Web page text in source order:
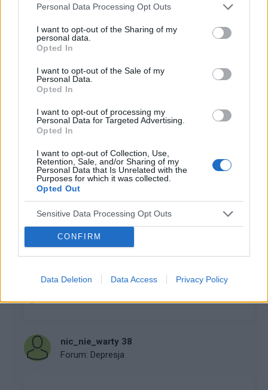
Personal Data Processing Opt Outs
I want to opt-out of the Sharing of my
personal data.
Opted In
I want to opt-out of the Sale of my
Personal Data.
Opted In
I want to opt-out of processing my
Personal Data for Targeted Advertising.
Opted In
I want to opt-out of Collection, Use,
Retention, Sale, and/or Sharing of my
Personal Data that Is Unrelated with the
Purposes for which it was collected.
Opted Out
Sensitive Data Processing Opt Outs
CONFIRM
Data Deletion Data Access Privacy Policy
mike34
Pytanie odnośnie dawki
Jeżeli jest tu ktoś kto się na tym zna to chciałbym się
dowiedzieć czy jest szansa, że 20 tabletek 10mg
zolpidemu pomogłoby facetowi o wymiarach 1,84 m i
ok. 135 kg permanentnie ewakuować się z tej p...
kingaaa89
Forum:Kółko wsparcia psychicznego
Rozmowa, jak ja zaczac? jak sie zmienic zeby
wiecej gadac
Jak zacząć więcej mówić o sobie? Mój problem
polega na tym że wole słuchać innych niż mówić. Ale
zaczyna to być bardzo męczące, ponieważ np po
świętach i wizytach rodzinnych, rodzina/rodzeństwo
podc...
nic_nie_warty 38
Forum: Depresja